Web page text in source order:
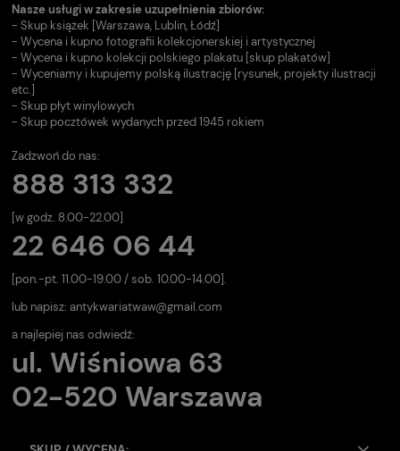
Nasze usługi w zakresie uzupełnienia zbiorów:
- Skup książek [Warszawa, Lublin, Łódź]
- Wycena i kupno fotografii kolekcjonerskiej i artystycznej
- Wycena i kupno kolekcji polskiego plakatu [skup plakatów]
- Wyceniamy i kupujemy polską ilustrację [rysunek, projekty ilustracji
etc.]
- Skup płyt winylowych
- Skup pocztówek wydanych przed 1945 rokiem
Zadzwoń do nas:
888 313 332
[w godz. 8.00-22.00]
22 646 06 44
[pon.-pt. 11.00-19.00 / sob. 10.00-14.00].
lub napisz: antykwariatwaw@gmail.com
a najlepiej nas odwiedź:
ul. Wiśniowa 63
02-520 Warszawa